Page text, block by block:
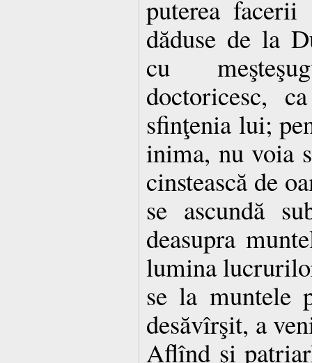
puterea
dăduse de la
cu
doctoricesc,
sfinţenia lui;
inima, nu voia
cinstească de
se ascundă
deasupra
lumina
se la muntele
desăvîrşit, a
Aflînd şi